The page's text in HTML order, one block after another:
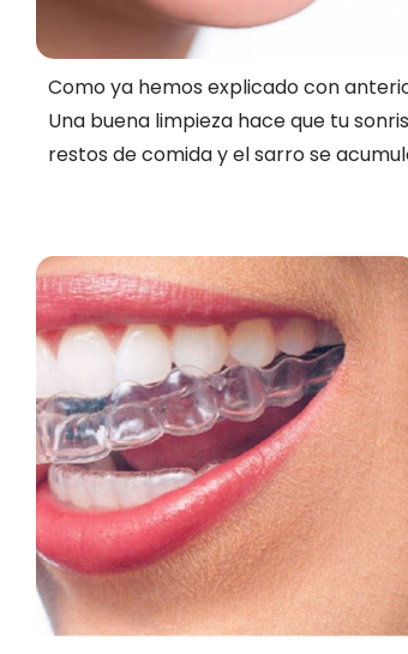
Como ya hemos explicado con
Una buena limpieza hace que tu
restos de comida y el sarro se